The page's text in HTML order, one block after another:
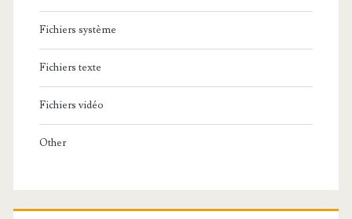
Fichiers système
Fichiers texte
Fichiers vidéo
Other